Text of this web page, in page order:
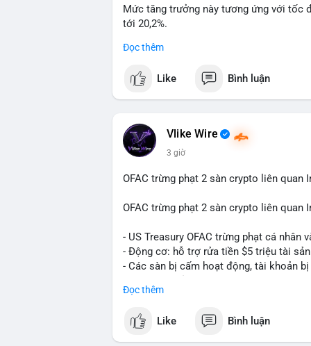
Mức tăng trưởng này tương ứng với tốc
tới 20,2%.
Điều gì đang thúc đẩy sự tăng trưởng
Đọc thêm
Like Bình luận
Vlike Wire
3 giờ
OFAC trừng phạt 2 sàn crypto liên quan
OFAC trừng phạt 2 sàn crypto liên quan
- US Treasury OFAC trừng phạt cá nhân
- Động cơ: hỗ trợ rửa tiền $5 triệu tài
- Các sàn bị cấm hoạt động, tài khoản bị
$btc $eth
Đọc thêm
Like Bình luận